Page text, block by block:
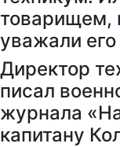
товарищем,
уважали
Директор
писал
журнала
капитану